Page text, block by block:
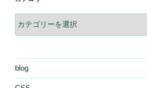
テ
ー
blog